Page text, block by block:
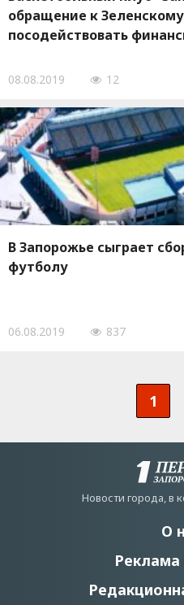
обращение к
посодействовать
08.08.2019 12
В Запорожье сыграет
футболу
06.08.2019 837
1
Новости города, в
О
Реклама